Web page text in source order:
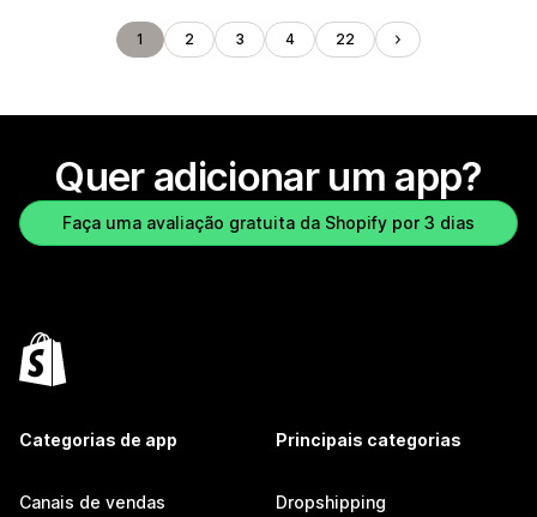
1 2 3 4 22
Quer adicionar um app?
Faça uma avaliação gratuita da Shopify por 3 dias
Categorias de app
Canais de vendas
Principais categorias
Dropshipping